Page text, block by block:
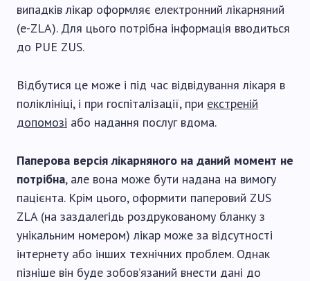
випадків лікар оформляє електронний лікарняний
(e-ZLA). Для цього потрібна інформація вводиться
до PUE ZUS.
Відбутися це може і під час відвідування лікаря в
поліклініці, і при госпіталізації, при екстреній
допомозі або надання послуг вдома.
Паперова версія лікарняного на даний момент не
потрібна, але вона може бути надана на вимогу
пацієнта. Крім цього, оформити паперовий ZUS
ZLA (на заздалегідь роздрукованому бланку з
унікальним номером) лікар може за відсутності
інтернету або інших технічних проблем. Однак
пізніше він буде зобов’язаний внести дані до